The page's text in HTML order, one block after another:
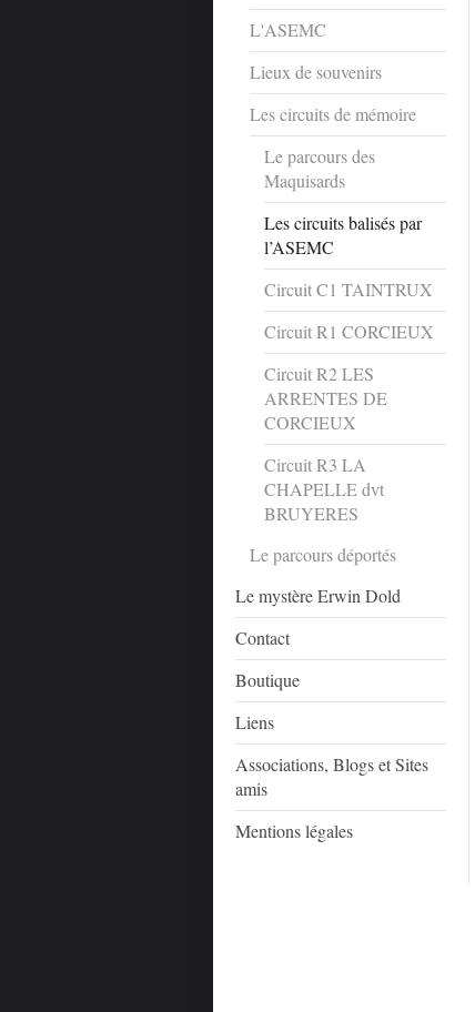
L'ASEMC
Lieux de souvenirs
Les circuits de mémoire
Le parcours des
Maquisards
Les circuits balisés par
l’ASEMC
Circuit C1 TAINTRUX
Circuit R1 CORCIEUX
Circuit R2 LES
ARRENTES DE
CORCIEUX
Circuit R3 LA
CHAPELLE dvt
BRUYERES
Le parcours déportés
Le mystère Erwin Dold
Contact
Boutique
Liens
Associations, Blogs et Sites
amis
Mentions légales